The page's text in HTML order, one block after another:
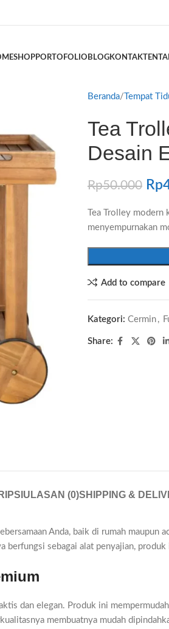
SHOPPORTOFOLIO BLOGKONTAK
Beranda Tempat
Tea
Desain
Rp50.000 Rp
Tea Trolley
menyempurnakan
Add to compare
Kategori: Cermin ,
Share:
ULASAN (0)SHIPPING &
Anda, baik di rumah
berfungsi sebagai alat penyajian,
dan elegan. Produk ini
membuatnya mudah